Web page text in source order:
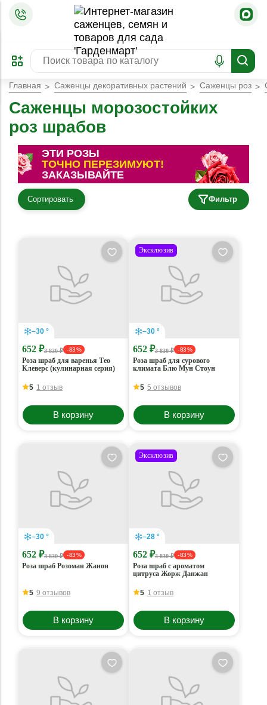
ПРЕДЗАКАЗ
ЗАБРОНИРОВАТЬ
ЛУЧШЕЕ
Главная Саженцы декоративных растений Саженцы роз
Саженцы морозостойких
роз шрабов
ЭТИ РОЗЫ
ТОЧНО ПЕРЕЗИМУЮТ!
ЗАКАЗЫВАЙТЕ
Сортировать Фильтр
–30 °
652 ₽3 830 ₽ - 83 %
Роза шраб для варенья Тео
Клеверс (кулинарная серия)
5 1 отзыв
В корзину
Эксклюзив
–30 °
652 ₽3 830 ₽ - 83 %
Роза шраб для сурового
климата Блю Мун Стоун
5 5 отзывов
В корзину
–30 °
652 ₽3 830 ₽ - 83 %
Роза шраб Розоман Жанон
5 9 отзывов
В корзину
Эксклюзив
–28 °
652 ₽3 830 ₽ - 83 %
Роза шраб с ароматом
цитруса Жорж Данжан
5 1 отзыв
В корзину